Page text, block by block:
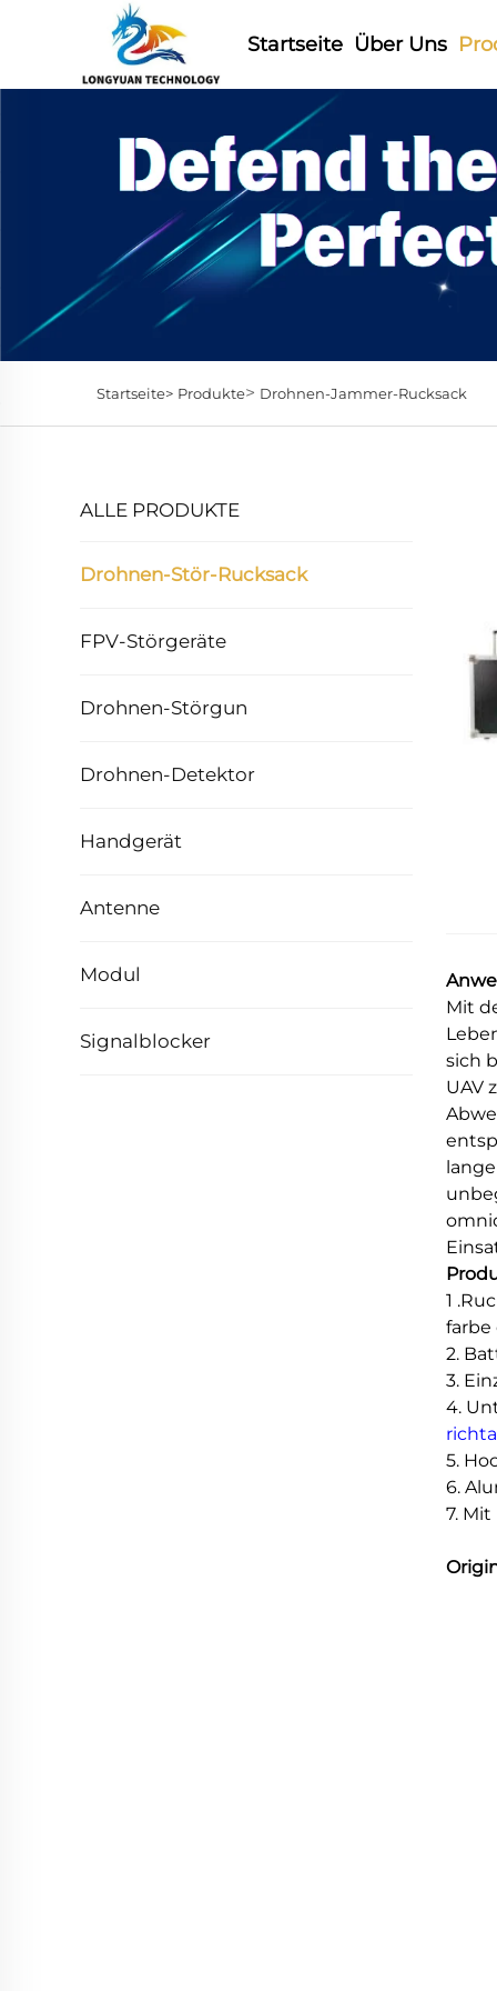
Startseite Über Uns
Startseite> Produkte> Drohnen-Jammer-Rucksack
ALLE PRODUKTE
Drohnen-Stör-Rucksack
FPV-Störgeräte
Drohnen-Störgun
Drohnen-Detektor
Handgerät
Antenne
Modul
Signalblocker
Mit
sich
UAV
1
farbe
2.
3.
4.
5.
6.
7.